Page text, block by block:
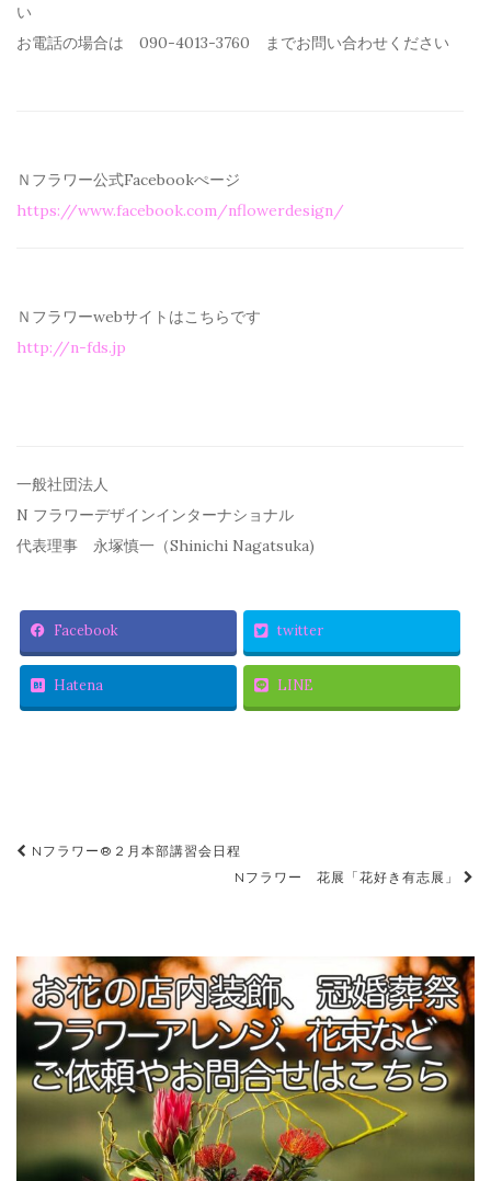
い
お電話の場合は 090-4013-3760 までお問い合わせください
Ｎフラワー公式Facebookぺージ
https://www.facebook.com/nflowerdesign/
Ｎフラワーwebサイトはこちらです
http://n-fds.jp
一般社団法人
N フラワーデザインインターナショナル
代表理事 永塚慎一（Shinichi Nagatsuka)
Facebook twitter
Hatena LINE
投稿ナビゲーション
Nフラワー®２月本部講習会日程
Nフラワー 花展「花好き有志展」